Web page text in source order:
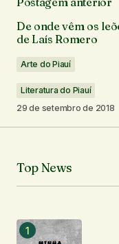
O seu
Campos
Comentário
Notifique-me
De onde vêm os
de Laís Romero
Arte do Piauí
Literatura do Piauí
29 de setembro de 2018
Top News